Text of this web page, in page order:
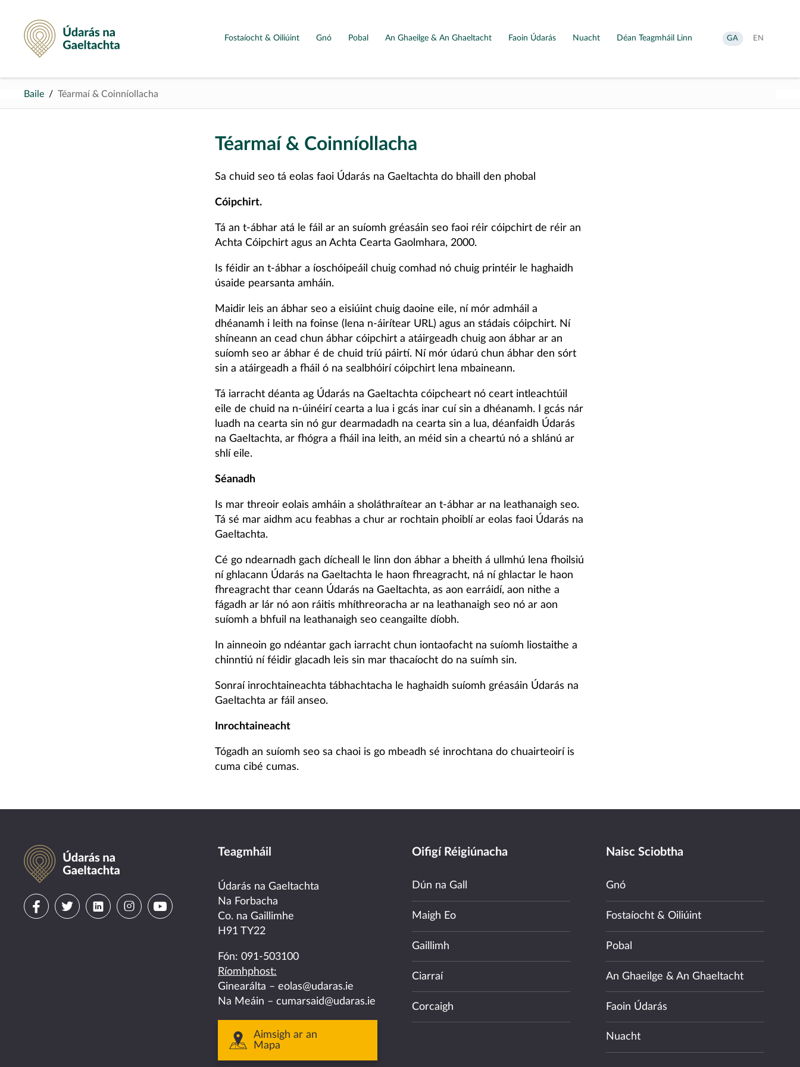
Údarás na Gaeltachta
Fostaíocht & Oiliúint Gnó Pobal An Ghaeilge & An Ghaeltacht Faoin Údarás Nuacht Déan Teagmháil Linn
Aistrigh
go
GA
Change
EN
Baile Téarmaí & Coinníollacha
Téarmaí & Coinníollacha
Sa chuid seo tá eolas faoi Údarás na Gaeltachta do bhaill den phobal
Cóipchirt.
Tá an t-ábhar atá le fáil ar an suíomh gréasáin seo faoi réir cóipchirt de réir an
Achta Cóipchirt agus an Achta Cearta Gaolmhara, 2000.
Is féidir an t-ábhar a íoschóipeáil chuig comhad nó chuig printéir le haghaidh
úsaide pearsanta amháin.
Maidir leis an ábhar seo a eisiúint chuig daoine eile, ní mór admháil a
dhéanamh i leith na foinse (lena n-áirítear URL) agus an stádais cóipchirt. Ní
shíneann an cead chun ábhar cóipchirt a atáirgeadh chuig aon ábhar ar an
suíomh seo ar ábhar é de chuid tríú páirtí. Ní mór údarú chun ábhar den sórt
sin a atáirgeadh a fháil ó na sealbhóirí cóipchirt lena mbaineann.
Tá iarracht déanta ag Údarás na Gaeltachta cóipcheart nó ceart intleachtúil
eile de chuid na n-úinéirí cearta a lua i gcás inar cuí sin a dhéanamh. I gcás nár
luadh na cearta sin nó gur dearmadadh na cearta sin a lua, déanfaidh Údarás
na Gaeltachta, ar fhógra a fháil ina leith, an méid sin a cheartú nó a shlánú ar
shlí eile.
Séanadh
Is mar threoir eolais amháin a sholáthraítear an t-ábhar ar na leathanaigh seo.
Tá sé mar aidhm acu feabhas a chur ar rochtain phoiblí ar eolas faoi Údarás na
Gaeltachta.
Cé go ndearnadh gach dícheall le linn don ábhar a bheith á ullmhú lena fhoilsiú
ní ghlacann Údarás na Gaeltachta le haon fhreagracht, ná ní ghlactar le haon
fhreagracht thar ceann Údarás na Gaeltachta, as aon earráidí, aon nithe a
fágadh ar lár nó aon ráitis mhíthreoracha ar na leathanaigh seo nó ar aon
suíomh a bhfuil na leathanaigh seo ceangailte díobh.
In ainneoin go ndéantar gach iarracht chun iontaofacht na suíomh liostaithe a
chinntiú ní féidir glacadh leis sin mar thacaíocht do na suímh sin.
Sonraí inrochtaineachta tábhachtacha le haghaidh suíomh gréasáin Údarás na
Gaeltachta ar fáil anseo.
Inrochtaineacht
Tógadh an suíomh seo sa chaoi is go mbeadh sé inrochtana do chuairteoirí is
cuma cibé cumas.
Údarás na Gaeltachta
VisitVisitVisitVisit
instagram
Visit
youtube
Teagmháil
Údarás na Gaeltachta
Na Forbacha
Co. na Gaillimhe
H91 TY22
Fón: 091-503100
Ríomhphost:
Ginearálta – eolas@udaras.ie
Na Meáin – cumarsaid@udaras.ie
Aimsigh ar an
Mapa
Oifigí Réigiúnacha
Dún na Gall
Maigh Eo
Gaillimh
Ciarraí
Corcaigh
Naisc Sciobtha
Gnó
Fostaíocht & Oiliúint
Pobal
An Ghaeilge & An Ghaeltacht
Faoin Údarás
Nuacht